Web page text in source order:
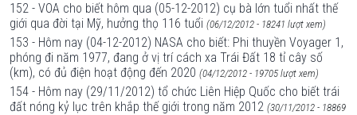
152 - VOA cho biết hôm qua (05-12-2012) cụ bà lớn tuổi nhất thế
giới qua đời tại Mỹ, hưởng thọ 116 tuổi (06/12/2012 - 18241 lượt xem)
153 - Hôm nay (04-12-2012) NASA cho biết: Phi thuyền Voyager 1,
phóng đi năm 1977, đang ở vị trí cách xa Trái Đất 18 tỉ cây số
(km), có đủ điện hoạt động đến 2020 (04/12/2012 - 19705 lượt xem)
154 - Hôm nay (29/11/2012) tổ chức Liên Hiệp Quốc cho biết trái
đất nóng kỷ lục trên khắp thế giới trong năm 2012 (30/11/2012 - 18869